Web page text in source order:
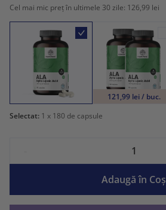
Cel mai mic preț în ultimele 30 zile: 126,99 lei
121,99 lei / buc.
Selectat: 1 x 180 de capsule
Adaugă în Coş